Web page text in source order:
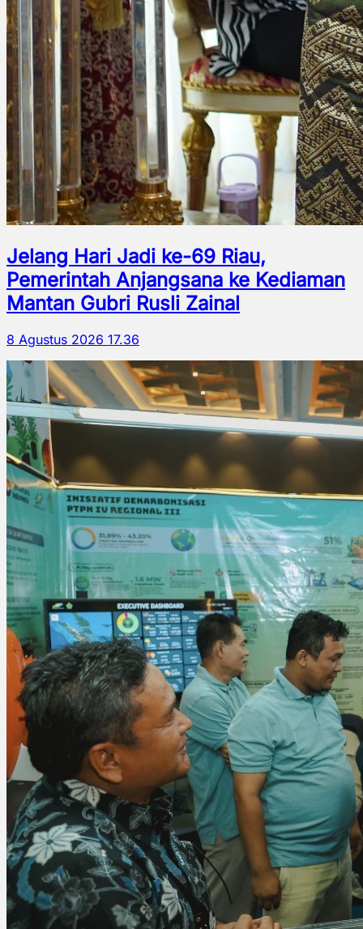
Jelang Hari Jadi ke-69 Riau,
Pemerintah Anjangsana ke Kediaman
Mantan Gubri Rusli Zainal
8 Agustus 2026 17.36